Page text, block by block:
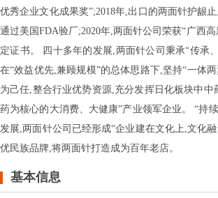
优秀企业文化成果奖”;2018年,出口的两面针护龈
通过美国FDA验厂;2020年,两面针公司荣获“广西
定证书。 四十多年的发展,两面针公司秉承“传承
在“效益优先,兼顾规模”的总体思路下,坚持“一体
为己任,整合行业优势资源,充分发挥日化板块中
药为核心的大消费、大健康”产业领军企业。 “持
发展,两面针公司已经形成“企业建在文化上,文化
优民族品牌,将两面针打造成为百年老店。
基本信息